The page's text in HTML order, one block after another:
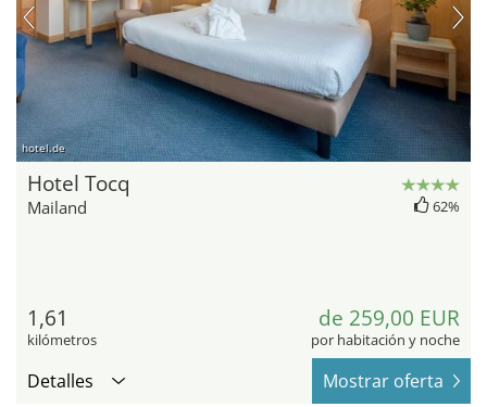
hotel.de
Hotel Tocq
Mailand 62%
1,61
kilómetros
de 259,00 EUR
por habitación y noche
Detalles Mostrar oferta